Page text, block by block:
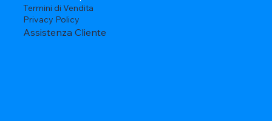
Termini di Vendita
Privacy Policy
Assistenza Cliente